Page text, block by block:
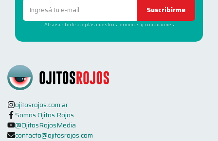
Suscribirme
Al suscribirte aceptás nuestros términos y condiciones
ojitosrojos.com.ar
Somos Ojitos Rojos
@OjitosRojosMedia
contacto@ojitosrojos.com